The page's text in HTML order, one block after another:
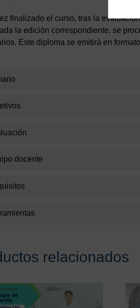
finalizado el curso, tras la
la edición correspondiente, se
Este diploma se emitirá en
docente
relacionados